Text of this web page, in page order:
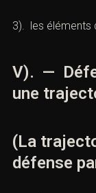
3). les éléments
V). —
une
(La
défense